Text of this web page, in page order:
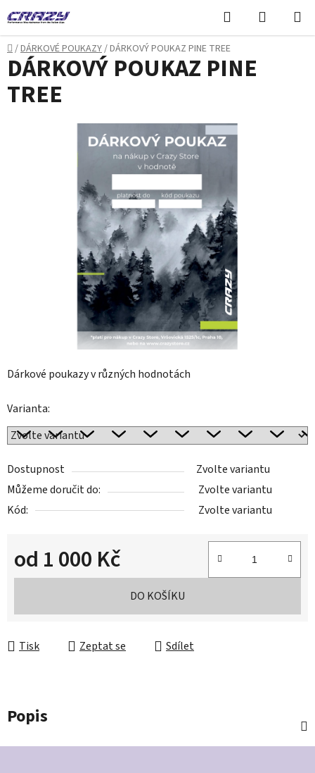
na
obsah
Hledat
KOŠÍK
Domů
/DÁRKOVÉ POUKAZY/DÁRKOVÝ POUKAZ PINE TREE
Dárkové poukazy v různých hodnotách
Varianta:
Dostupnost
Zvolte variantu
Můžeme doručit do:
Zvolte variantu
Kód:
Zvolte variantu
od 1 000 Kč
Měrná cena:
DO KOŠÍKU
Tisk Zeptat se Sdílet
DÁRKOVÝ POUKAZ PINE
TREE
Popis
Z